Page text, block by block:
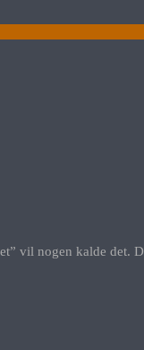
vil nogen kalde det.